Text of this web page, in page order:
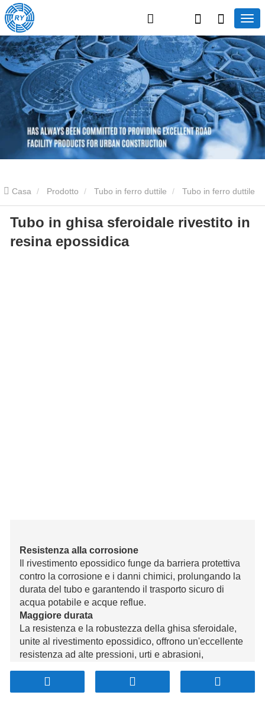
Casa Prodotto Tubo in ferro duttile Tubo in ferro duttile
rivestito in resina epossidica Tubo in ghisa sferoidale rivestito in
resina epossidica
Tubo in ghisa sferoidale rivestito in
resina epossidica
Resistenza alla corrosione
Il rivestimento epossidico funge da barriera protettiva
contro la corrosione e i danni chimici, prolungando la
durata del tubo e garantendo il trasporto sicuro di
acqua potabile e acque reflue.
Maggiore durata
La resistenza e la robustezza della ghisa sferoidale,
unite al rivestimento epossidico, offrono un'eccellente
resistenza ad alte pressioni, urti e abrasioni,
terra che interrate.
Bassa perdita di carico per attrito